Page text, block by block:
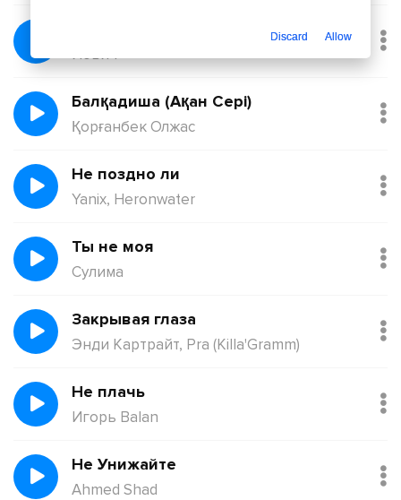
Йович
Балқадиша (Ақан Сері)
Қорғанбек Олжас
Не поздно ли
Yanix, Heronwater
Ты не моя
Сулима
Закрывая глаза
Энди Картрайт, Pra (Killa'Gramm)
Не плачь
Игорь Balan
Не Унижайте
Ahmed Shad
Discard Allow